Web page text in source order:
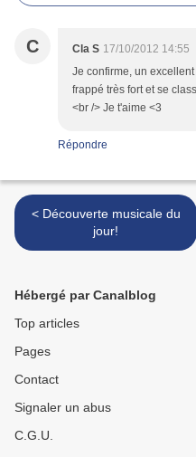
C Cla S 17/10/2012 14:55
Je confirme, un
frappé très fort et se
<br /> Je t'aime <3
Répondre
< Découverte musicale du
jour!
Hébergé par Canalblog
Top articles
Pages
Contact
Signaler un abus
C.G.U.